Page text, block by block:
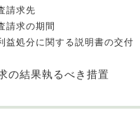
請求先
請求の期間
益処分に関する説明書の交付
の結果執るべき措置